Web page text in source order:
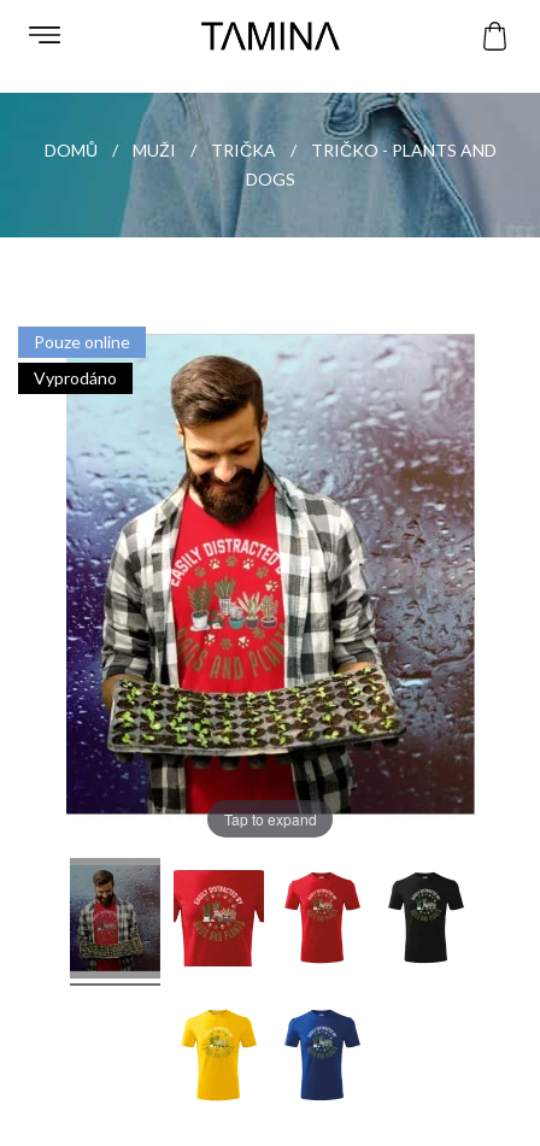
DOMŮ MUŽI TRIČKA
TRIČKO - PLANTS AND
DOGS
Pouze online
Vyprodáno
Tap to expand